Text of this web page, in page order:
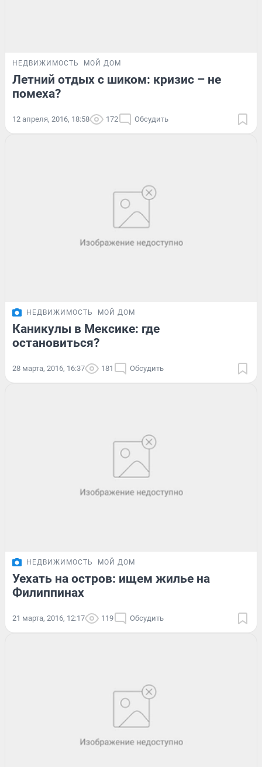
НЕДВИЖИМОСТЬ МОЙ ДОМ
Летний отдых с шиком: кризис – не
помеха?
12 апреля, 2016, 18:58 172 Обсудить
НЕДВИЖИМОСТЬ МОЙ ДОМ
Каникулы в Мексике: где
остановиться?
28 марта, 2016, 16:37 181 Обсудить
НЕДВИЖИМОСТЬ МОЙ ДОМ
Уехать на остров: ищем жилье на
Филиппинах
21 марта, 2016, 12:17 119 Обсудить